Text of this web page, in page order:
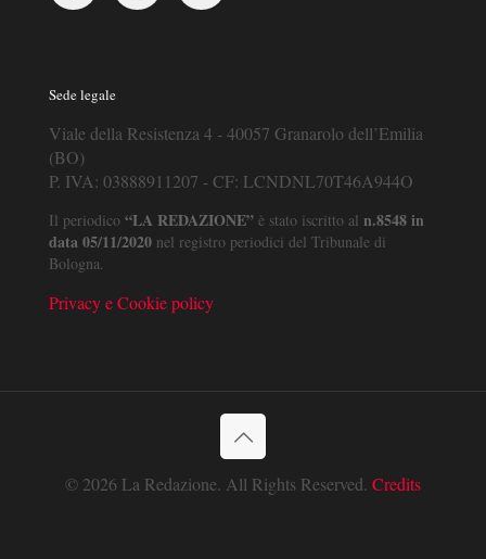
Sede legale
Viale della Resistenza 4 - 40057 Granarolo dell’Emilia
(BO)
P. IVA: 03888911207 - CF: LCNDNL70T46A944O
Il periodico “LA REDAZIONE” è stato iscritto al n.8548 in
data 05/11/2020 nel registro periodici del Tribunale di
Bologna.
Privacy e Cookie policy
© 2026 La Redazione. All Rights Reserved. Credits